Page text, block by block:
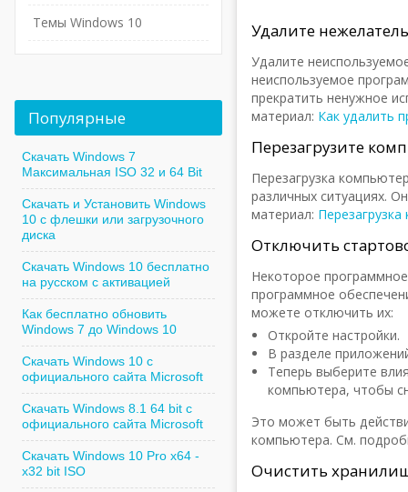
Удалите
Удалите
неиспользуемое
прекратить ненужное
материал: Как удалить
Перезагрузите
Перезагрузка
различных ситуациях.
материал:
Отключить
Некоторое
программное
можете отключить их:
Откройте настройки.
В разделе
Теперь выберите
компьютера, чтобы
Это может быть
компьютера. См.
Очистить
Темы Windows 10
Популярные
Скачать Windows 7
Максимальная ISO 32 и 64 Bit
Скачать и Установить Windows
10 с флешки или загрузочного
диска
Скачать Windows 10 бесплатно
на русском с активацией
Как бесплатно обновить
Windows 7 до Windows 10
Скачать Windows 10 с
официального сайта Microsoft
Скачать Windows 8.1 64 bit с
официального сайта Microsoft
Скачать Windows 10 Pro x64 -
x32 bit ISO